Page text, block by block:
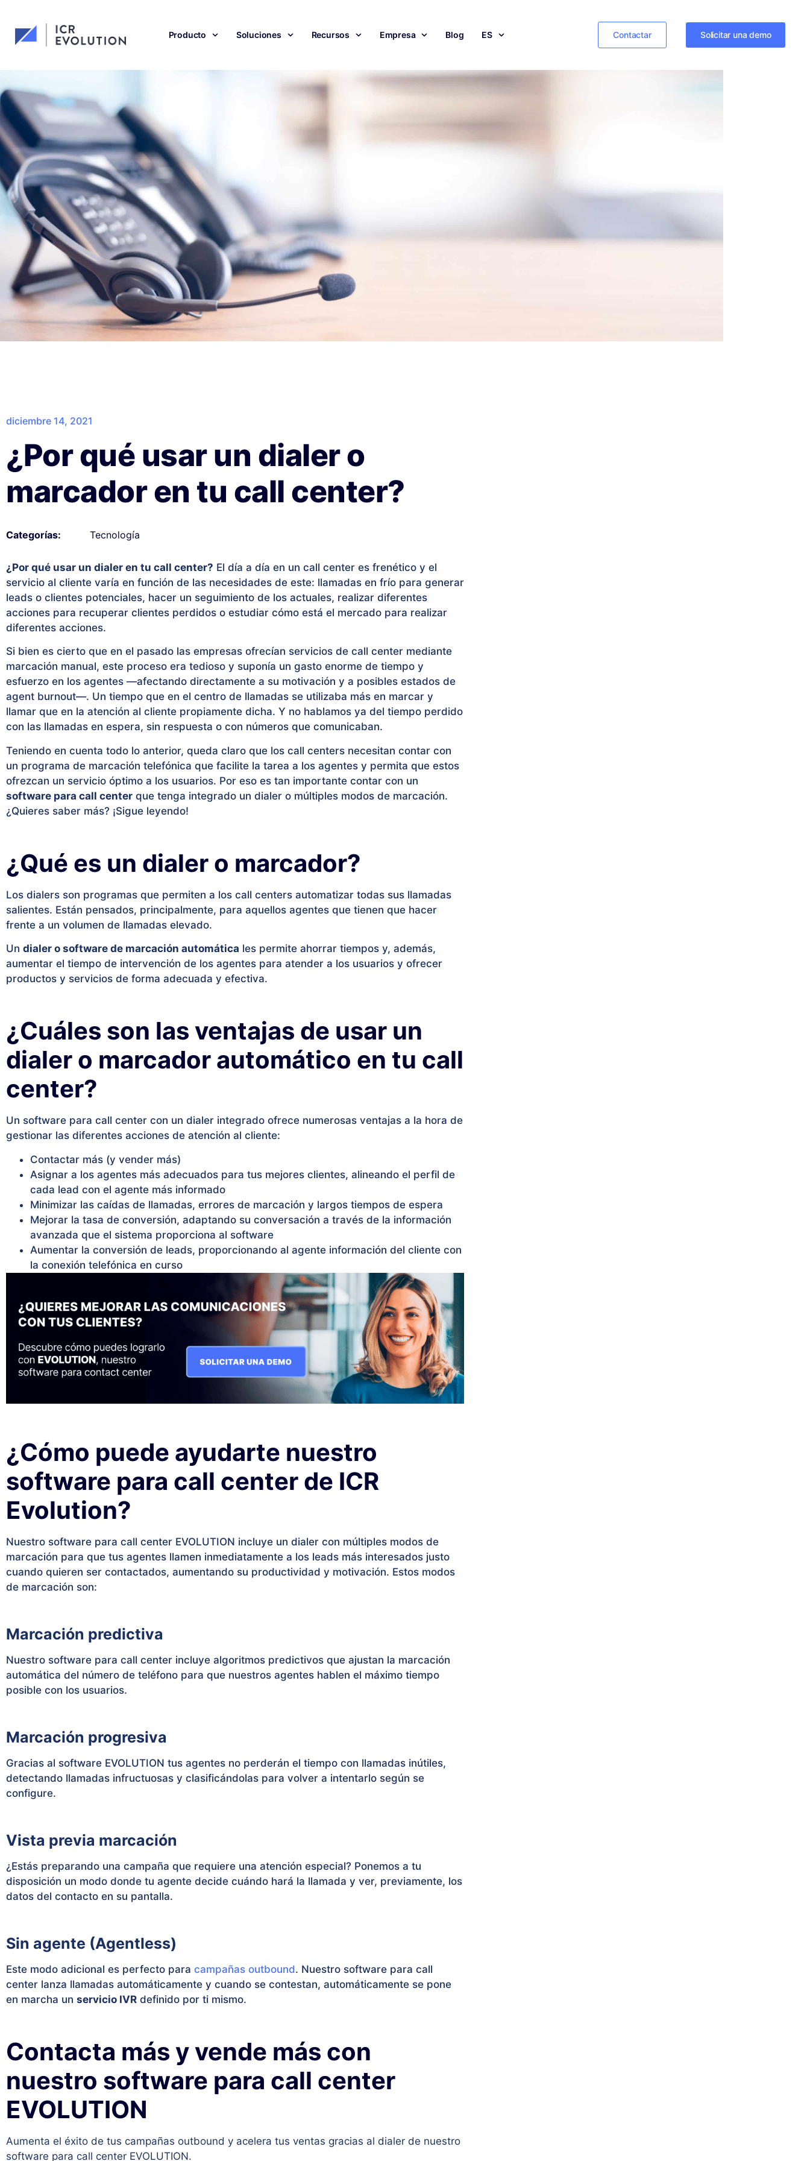
Producto Soluciones Recursos Empresa Blog ES Contactar Solicitar una demo
diciembre 14, 2021
¿Por qué usar un dialer o
marcador en tu call center?
Categorías: Tecnología
¿Por qué usar un dialer en tu call center? El día a día en un call center es frenético y el
servicio al cliente varía en función de las necesidades de este: llamadas en frío para generar
leads o clientes potenciales, hacer un seguimiento de los actuales, realizar diferentes
acciones para recuperar clientes perdidos o estudiar cómo está el mercado para realizar
diferentes acciones.
Si bien es cierto que en el pasado las empresas ofrecían servicios de call center mediante
marcación manual, este proceso era tedioso y suponía un gasto enorme de tiempo y
esfuerzo en los agentes —afectando directamente a su motivación y a posibles estados de
agent burnout—. Un tiempo que en el centro de llamadas se utilizaba más en marcar y
llamar que en la atención al cliente propiamente dicha. Y no hablamos ya del tiempo perdido
con las llamadas en espera, sin respuesta o con números que comunicaban.
Teniendo en cuenta todo lo anterior, queda claro que los call centers necesitan contar con
un programa de marcación telefónica que facilite la tarea a los agentes y permita que estos
ofrezcan un servicio óptimo a los usuarios. Por eso es tan importante contar con un
software para call center que tenga integrado un dialer o múltiples modos de marcación.
¿Quieres saber más? ¡Sigue leyendo!
¿Qué es un dialer o marcador?
Los dialers son programas que permiten a los call centers automatizar todas sus llamadas
salientes. Están pensados, principalmente, para aquellos agentes que tienen que hacer
frente a un volumen de llamadas elevado.
Un dialer o software de marcación automática les permite ahorrar tiempos y, además,
aumentar el tiempo de intervención de los agentes para atender a los usuarios y ofrecer
productos y servicios de forma adecuada y efectiva.
¿Cuáles son las ventajas de usar un
dialer o marcador automático en tu call
center?
Un software para call center con un dialer integrado ofrece numerosas ventajas a la hora de
gestionar las diferentes acciones de atención al cliente:
Contactar más (y vender más)
Asignar a los agentes más adecuados para tus mejores clientes, alineando el perfil de
cada lead con el agente más informado
Minimizar las caídas de llamadas, errores de marcación y largos tiempos de espera
Mejorar la tasa de conversión, adaptando su conversación a través de la información
avanzada que el sistema proporciona al software
Aumentar la conversión de leads, proporcionando al agente información del cliente con
la conexión telefónica en curso
¿Cómo puede ayudarte nuestro
software para call center de ICR
Evolution?
Nuestro software para call center EVOLUTION incluye un dialer con múltiples modos de
marcación para que tus agentes llamen inmediatamente a los leads más interesados justo
cuando quieren ser contactados, aumentando su productividad y motivación. Estos modos
de marcación son:
Marcación predictiva
Nuestro software para call center incluye algoritmos predictivos que ajustan la marcación
automática del número de teléfono para que nuestros agentes hablen el máximo tiempo
posible con los usuarios.
Marcación progresiva
Gracias al software EVOLUTION tus agentes no perderán el tiempo con llamadas inútiles,
detectando llamadas infructuosas y clasificándolas para volver a intentarlo según se
configure.
Vista previa marcación
¿Estás preparando una campaña que requiere una atención especial? Ponemos a tu
disposición un modo donde tu agente decide cuándo hará la llamada y ver, previamente, los
datos del contacto en su pantalla.
Sin agente (Agentless)
Este modo adicional es perfecto para campañas outbound. Nuestro software para call
center lanza llamadas automáticamente y cuando se contestan, automáticamente se pone
en marcha un servicio IVR definido por ti mismo.
Contacta más y vende más con
nuestro software para call center
EVOLUTION
Aumenta el éxito de tus campañas outbound y acelera tus ventas gracias al dialer de nuestro
software para call center EVOLUTION.